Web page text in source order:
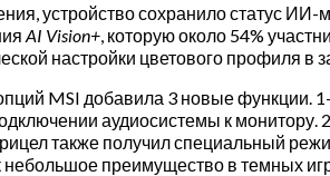
устройство сохранило статус ИИ-
AI Vision+, которую около 54%
настройки цветового профиля в
MSI добавила 3 новые функции.
аудиосистемы к монитору.
также получил специальный
небольшое преимущество в темных